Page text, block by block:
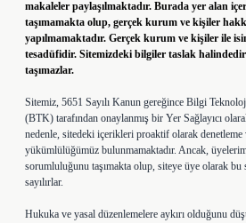
makaleler paylaşılmaktadır. Burada yer alan
taşımamakta olup, gerçek kurum ve kişiler
yapılmamaktadır. Gerçek kurum ve kişiler ile
tesadüfidir. Sitemizdeki bilgiler taslak
taşımazlar.
Sitemiz, 5651 Sayılı Kanun gereğince Bilgi
(BTK) tarafından onaylanmış bir Yer Sağlayıcı
nedenle, sitedeki içerikleri proaktif olarak denetleme
yükümlülüğümüz bulunmamaktadır. Ancak,
sorumluluğunu taşımakta olup, siteye üye olarak
sayılırlar.
Hukuka ve yasal düzenlemelere aykırı olduğunu